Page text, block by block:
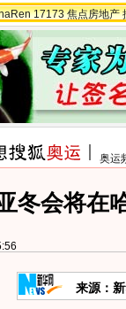
17173 焦点房地产
奥运
冬会将在
来源：